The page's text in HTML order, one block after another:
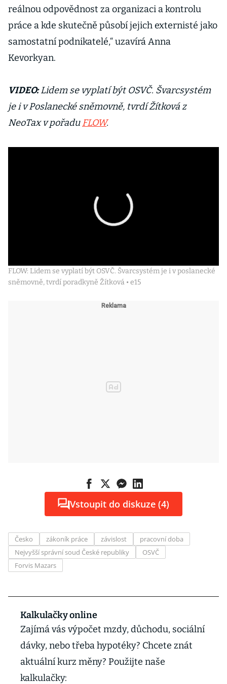
reálnou odpovědnost za organizaci a kontrolu
práce a kde skutečně působí jejich externisté jako
samostatní podnikatelé,“ uzavírá Anna
Kevorkyan.
VIDEO:Lidem se vyplatí být OSVČ. Švarcsystém
je i v Poslanecké sněmovně, tvrdí Žítková z
NeoTax v pořaduFLOW.
FLOW: Lidem se vyplatí být OSVČ. Švarcsystém je i v poslanecké
sněmovně, tvrdí poradkyně Žítková • e15
Vstoupit do diskuze (4)
Česko zákoník práce závislost
pracovní doba
Nejvyšší správní soud České republiky
OSVČ
Forvis Mazars
Kalkulačky online
Zajímá vás výpočet mzdy, důchodu, sociální
dávky, nebo třeba hypotéky? Chcete znát
aktuální kurz měny? Použijte naše
kalkulačky: